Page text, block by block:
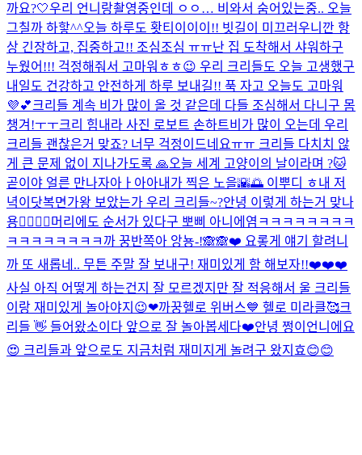
까요?🤍우리 언니랑촬영중인데 ㅇㅇ… 비와서 숨어있는중.. 오늘
그칠까 하핳^^오늘 하루도 홧티이이이!! 빗길이 미끄러우니깐 항
상 긴장하고, 집중하고!! 조심조심 ㅠㅠ난 집 도착해서 샤워하구
누웠어!!! 걱정해줘서 고마워ㅎㅎ😉 우리 크리들도 오늘 고생했구
내일도 건강하고 안전하게 하루 보내길!! 푹 자고 오늘도 고마워
💜💕 크리들 계속 비가 많이 올 것 같은데 다들 조심해서 다니구 몸
챙겨!ㅜㅜ크리 힘내라 사진 로보트 손하트비가 많이 오는데 우리
크리들 괜찮은거 맞죠? 너무 걱정이드네요ㅠㅠ 크리들 다치치 않
게 큰 문제 없이 지나가도록 🙏오늘 세계 고양이의 날이라며 ?🐱
곧이야 얼른 만나자아ㅏ아아내가 찍은 노을🌇🌅 이뿌디 ㅎ내 저
녁이닷복면가왕 보았는가 우리 크리들~?안녕 이렇게 하는거 맞나
용👉🏻👈🏻머리에도 순서가 있다구 뽀삐 아니에염 ㅋㅋㅋㅋㅋㅋㅋㅋ
ㅋㅋㅋㅋㅋㅋㅋㅋ 까 꿍반쪽아 앙뇽-!🙈🙈❤️ 요롷게 얘기 할려니
까 또 새롭네.. 무튼 주말 잘 보내구! 재미있게 함 해보자!!❤️❤️❤️
사실 아직 어떻게 하는건지 잘 모르겠지만 잘 적응해서 울 크리들
이랑 재미있게 놀아야지😉❤까꿍헬로 위버스💙 헬로 미라클🥰크
리들 👋 들어왔소이다 앞으로 잘 놀아봅세다❤️안녕 쩡이언니에요
😍 크리들과 앞으로도 지금처럼 재미지게 놀려구 왔지효😊😊